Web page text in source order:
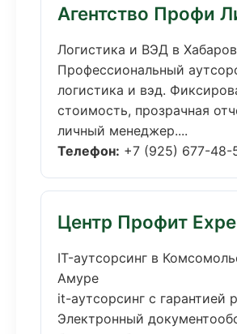
Агентство Профи
Логистика и ВЭД в
Профессиональный
логистика и вэд.
стоимость, прозрачная
личный менеджер....
Телефон: +7 (925) 677-48-
Центр Профит
IT-аутсорсинг в
Амуре
it-аутсорсинг с гарантией
Электронный